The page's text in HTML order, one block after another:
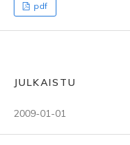
pdf
JULKAISTU
2009-01-01